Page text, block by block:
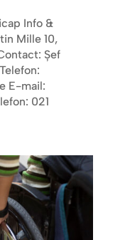
Info &
Mille 10,
Șef
E-mail:
021